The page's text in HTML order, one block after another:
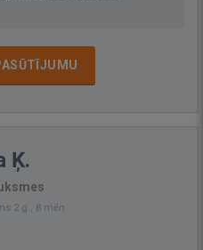
Ķ.
2 g., 8 mēn.